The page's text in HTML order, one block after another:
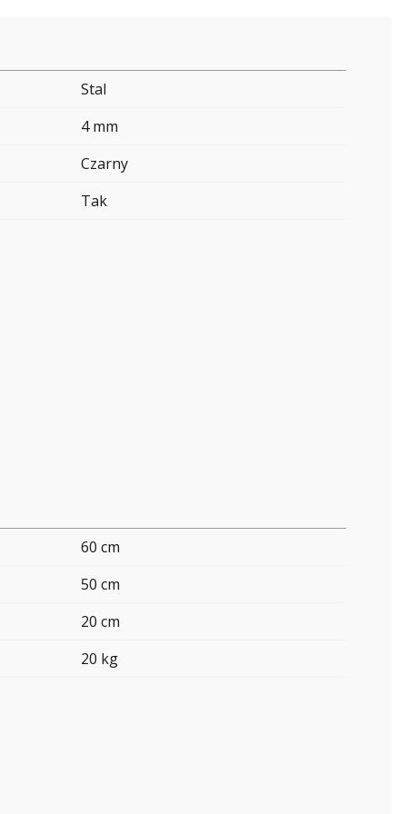
Stal
4 mm
Czarny
Tak
60 cm
50 cm
20 cm
20 kg